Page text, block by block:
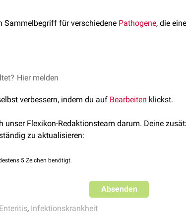
Sammelbegriff für verschiedene Pathogene, die eine
Erreger verursachen über unterschiedliche
eine Diarrhö verursachen, z.B.:
Hier melden
verbessern, indem du auf Bearbeiten klickst.
unser Flexikon-Redaktionsteam darum. Deine
zu aktualisieren:
5 Zeichen benötigt.
Absenden
Enteritis, Infektionskrankheit